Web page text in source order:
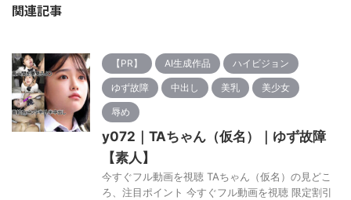
関連記事
【PR】 AI生成作品 ハイビジョン
ゆず故障 中出し 美乳 美少女
辱め
y072｜TAちゃん（仮名）｜ゆず故障
【素人】
今すぐフル動画を視聴 TAちゃん（仮名）の見どこ
ろ、注目ポイント 今すぐフル動画を視聴 限定割引